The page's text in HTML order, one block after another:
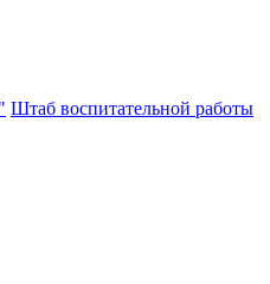
Штаб воспитательной работы